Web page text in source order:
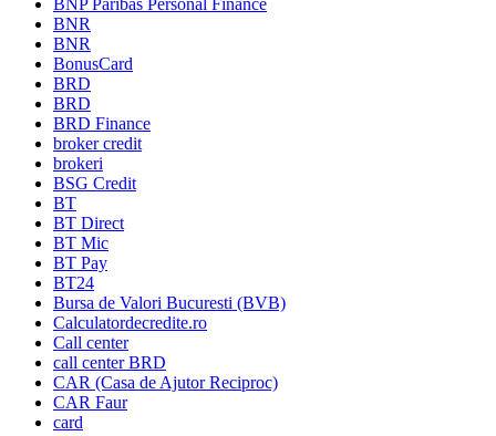
BNP Paribas Personal Finance
BNR
BNR
BonusCard
BRD
BRD
BRD Finance
broker credit
brokeri
BSG Credit
BT
BT Direct
BT Mic
BT Pay
BT24
Bursa de Valori Bucuresti (BVB)
Calculatordecredite.ro
Call center
call center BRD
CAR (Casa de Ajutor Reciproc)
CAR Faur
card